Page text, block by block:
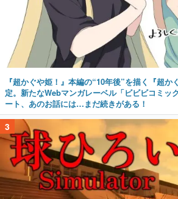
『超かぐや姫！』本編の“10年後”を描く『超
定。新たなWebマンガレーベル「ビビビコミッ
ート、あのお話には…まだ続きがある！
3